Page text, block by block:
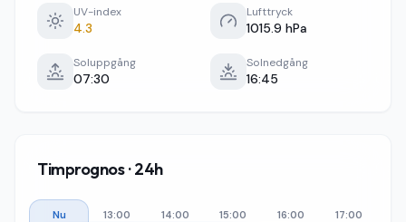
UV-index
4.3
Lufttryck
1015.9 hPa
Soluppgång
07:30
Solnedgång
16:45
Timprognos · 24h
Nu 13:00 14:00 15:00 16:00 17:00